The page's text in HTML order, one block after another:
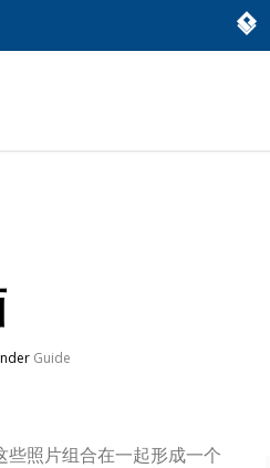
Guide
照片组合在一起形成一个